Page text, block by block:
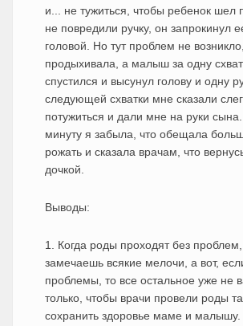
и... не тужиться, чтобы ребенок шел
не повредили ручку, он запрокинул
головой. Но тут проблем не
продыхивала, а малыш за одну
спустился и высунул голову и одну
следующей схватки мне сказали
потужиться и дали мне на руки
минуту я забыла, что обещала
рожать и сказала врачам, что
дочкой.
Выводы:
1. Когда роды проходят без
замечаешь всякие мелочи, а вот,
проблемы, то все остальное уже не
только, чтобы врачи провели роды
сохранить здоровье маме и малышу.